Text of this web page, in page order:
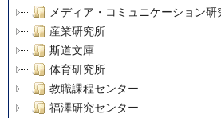
メディア・コミュニケーション研
産業研究所
斯道文庫
体育研究所
教職課程センター
福澤研究センター